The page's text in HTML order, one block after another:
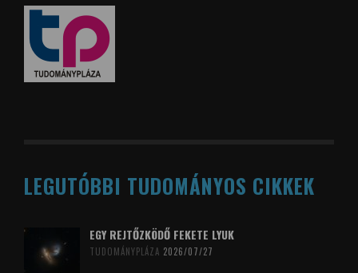
LEGUTÓBBI TUDOMÁNYOS CIKKEK
EGY REJTŐZKÖDŐ FEKETE LYUK
TUDOMÁNYPLÁZA 2026/07/27